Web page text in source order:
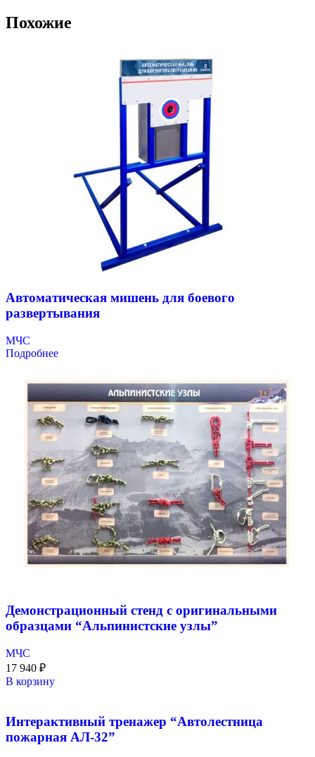
Похожие
Автоматическая мишень для боевого
развертывания
МЧС
Подробнее
Демонстрационный стенд с оригинальными
образцами “Альпинистские узлы”
МЧС
17 940 ₽
В корзину
Интерактивный тренажер “Автолестница
пожарная АЛ-32”